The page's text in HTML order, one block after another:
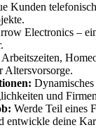
Kunden
Electronics –
Altersvorsorge.
und
Werde Teil eines
entwickle deine